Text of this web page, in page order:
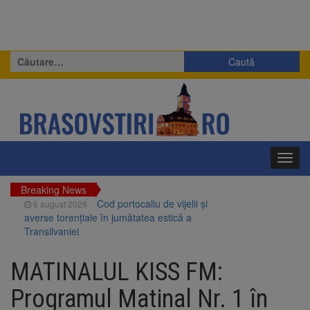
Caută
după:
Breaking News
6 august 2026
Cod portocaliu de vijelii și
averse torențiale în jumătatea estică a
Transilvaniei
după ce și-ar fi agresat soția de două ori în
câteva zile
Urmele atelajului i-au condus
pe polițiști la cioate. Bărbat prins în pădure la
MATINALUL KISS FM:
Programul Matinal Nr. 1 în